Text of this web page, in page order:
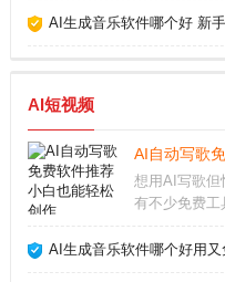
AI生成音乐软件哪个好 新手
AI短视频
AI自动写歌
想用AI写歌但
有不少免费工
实际使用体验
AI生成音乐软件哪个好用又